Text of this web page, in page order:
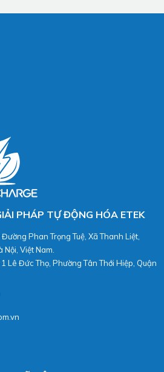
PHÁP TỰ ĐỘNG HÓA ETEK
Phan Trọng Tuệ, Xã Thanh Liệt,
Nội, Việt Nam.
1 Lê Đức Thọ, Phường Tân Thới Hiệp, Quận